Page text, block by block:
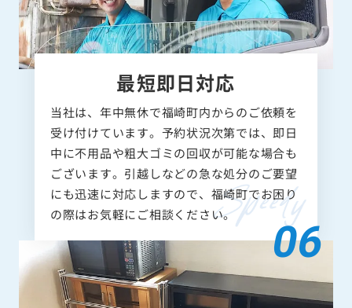
最短即日対応
当社は、年中無休で福崎町内からのご依頼を
受け付けています。予約状況次第では、即日
中に不用品や粗大ゴミの回収が可能な場合も
ございます。引越しなどの急な処分のご要望
にも迅速に対応しますので、福崎町でお困り
の際はお気軽にご相談ください。